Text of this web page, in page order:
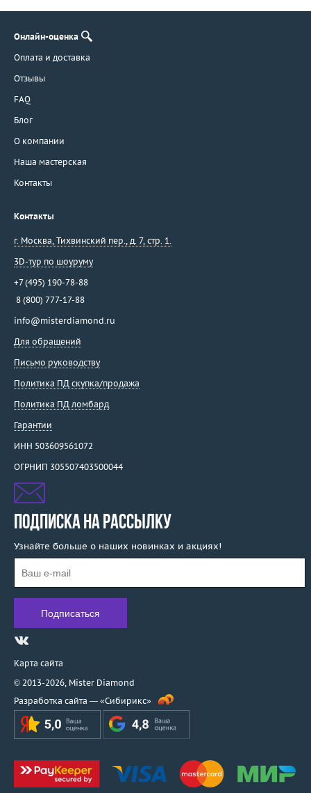
Онлайн-оценка
Оплата и доставка
Отзывы
FAQ
Блог
О компании
Наша мастерская
Контакты
Контакты
г. Москва, Тихвинский пер., д. 7, стр. 1.
3D-тур по шоуруму
+7 (495) 190-78-88
8 (800) 777-17-88
info@misterdiamond.ru
Для обращений
Письмо руководству
Политика ПД скупка/продажа
Политика ПД ломбард
Гарантии
ИНН 503609561072
ОГРНИП 305507403500044
ПОДПИСКА НА РАССЫЛКУ
Узнайте больше о наших новинках и акциях!
Карта сайта
© 2013-2026, Mister Diamond
Разработка сайта — «Сибирикс»